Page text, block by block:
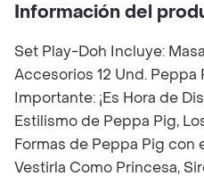
Información del
Set Play-Doh Incluye:
Accesorios 12 Und. Peppa
Importante: ¡Es Hora de
Estilismo de Peppa Pig,
Formas de Peppa Pig con
Vestirla Como Princesa,